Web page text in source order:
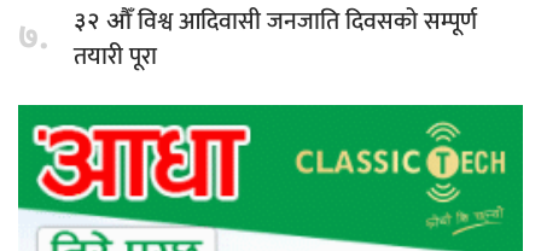
७. ३२ औँविश्व आदिवासी जनजाति दिवसको सम्पूर्ण
तयारी पूरा